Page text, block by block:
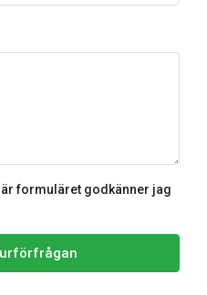
formuläret godkänner jag